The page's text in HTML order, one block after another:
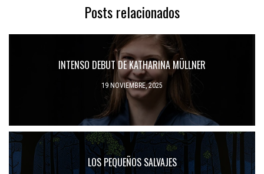
Posts relacionados
INTENSO DEBUT DE KATHARINA MÜLLNER
19 NOVIEMBRE, 2025
LOS PEQUEÑOS SALVAJES